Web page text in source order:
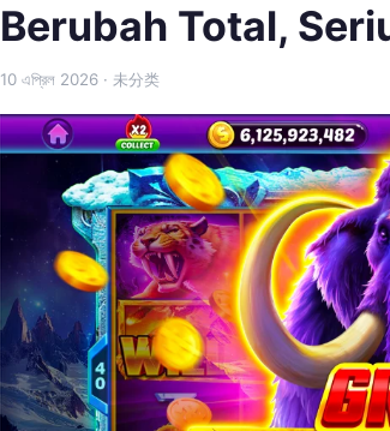
Berubah Total,
10 এপ্রিল 2026 · 未分类